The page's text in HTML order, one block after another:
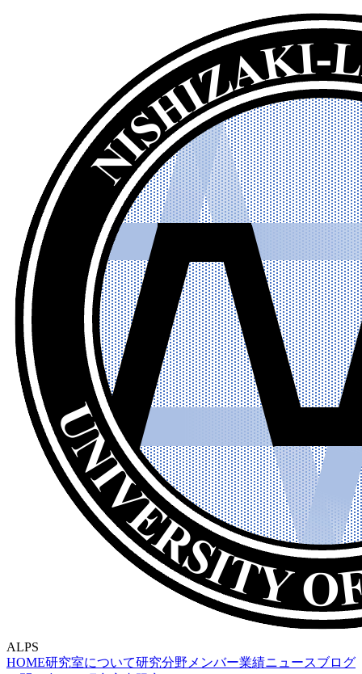
ALPS
HOME研究室について研究分野 メンバー業績ニュースブログ